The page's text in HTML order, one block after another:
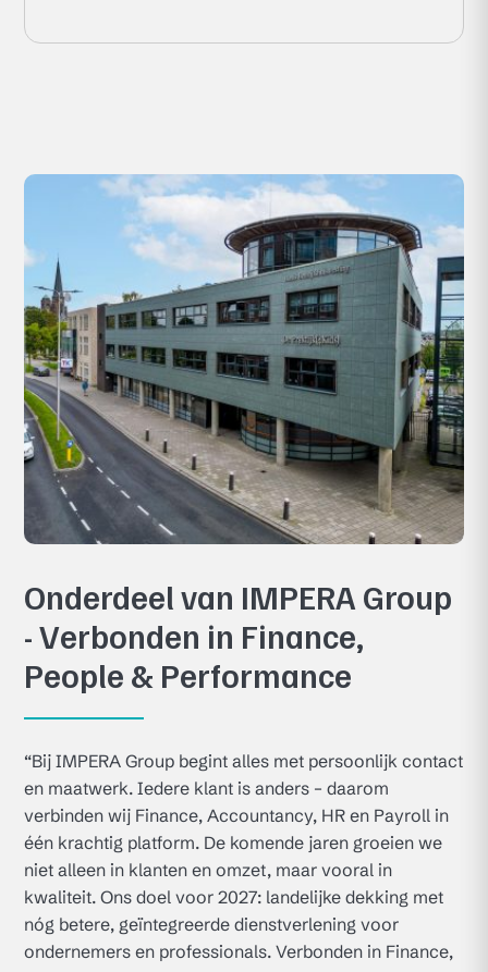
Onderdeel van IMPERA Group
- Verbonden in Finance,
People & Performance
“Bij IMPERA Group begint alles met persoonlijk contact
en maatwerk. Iedere klant is anders – daarom
verbinden wij Finance, Accountancy, HR en Payroll in
één krachtig platform. De komende jaren groeien we
niet alleen in klanten en omzet, maar vooral in
kwaliteit. Ons doel voor 2027: landelijke dekking met
nóg betere, geïntegreerde dienstverlening voor
ondernemers en professionals. Verbonden in Finance,